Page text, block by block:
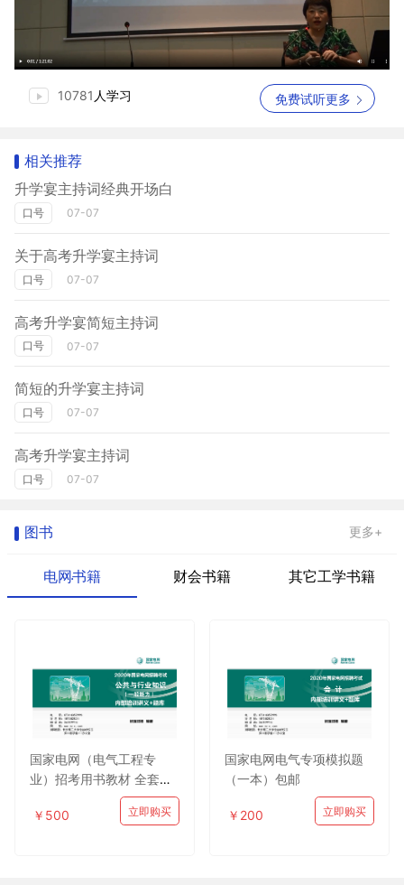
10781 人学习 免费试听更多
相关推荐
升学宴主持词经典开场白
口号 07-07
关于高考升学宴主持词
口号 07-07
高考升学宴简短主持词
口号 07-07
简短的升学宴主持词
口号 07-07
高考升学宴主持词
口号 07-07
图书 更多+
电网书籍 财会书籍 其它工学书籍
国家电网（电气工程专
业）招考用书教材 全套包
￥500
立即购买
国家电网电气专项模拟题
（一本）包邮
￥200 立即购买